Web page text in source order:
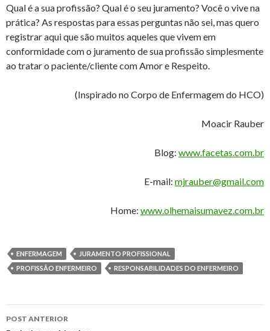
Qual é a sua profissão? Qual é o seu juramento? Você o vive na
prática? As respostas para essas perguntas não sei, mas quero
registrar aqui que são muitos aqueles que vivem em
conformidade com o juramento de sua profissão simplesmente
ao tratar o paciente/cliente com Amor e Respeito.
(Inspirado no Corpo de Enfermagem do HCO)
Moacir Rauber
Blog: www.facetas.com.br
E-mail: mjrauber@gmail.com
Home: www.olhemaisumavez.com.br
ENFERMAGEM
JURAMENTO PROFISSIONAL
PROFISSÃO ENFERMEIRO
RESPONSABILIDADES DO ENFERMEIRO
Navegação
POST ANTERIOR